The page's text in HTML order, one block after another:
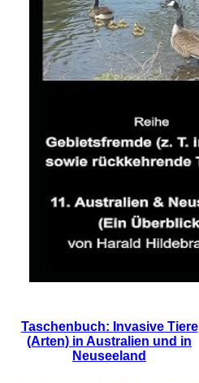
Taschenbuch: Invasive Tiere
(Arten) in Australien und in
Neuseeland